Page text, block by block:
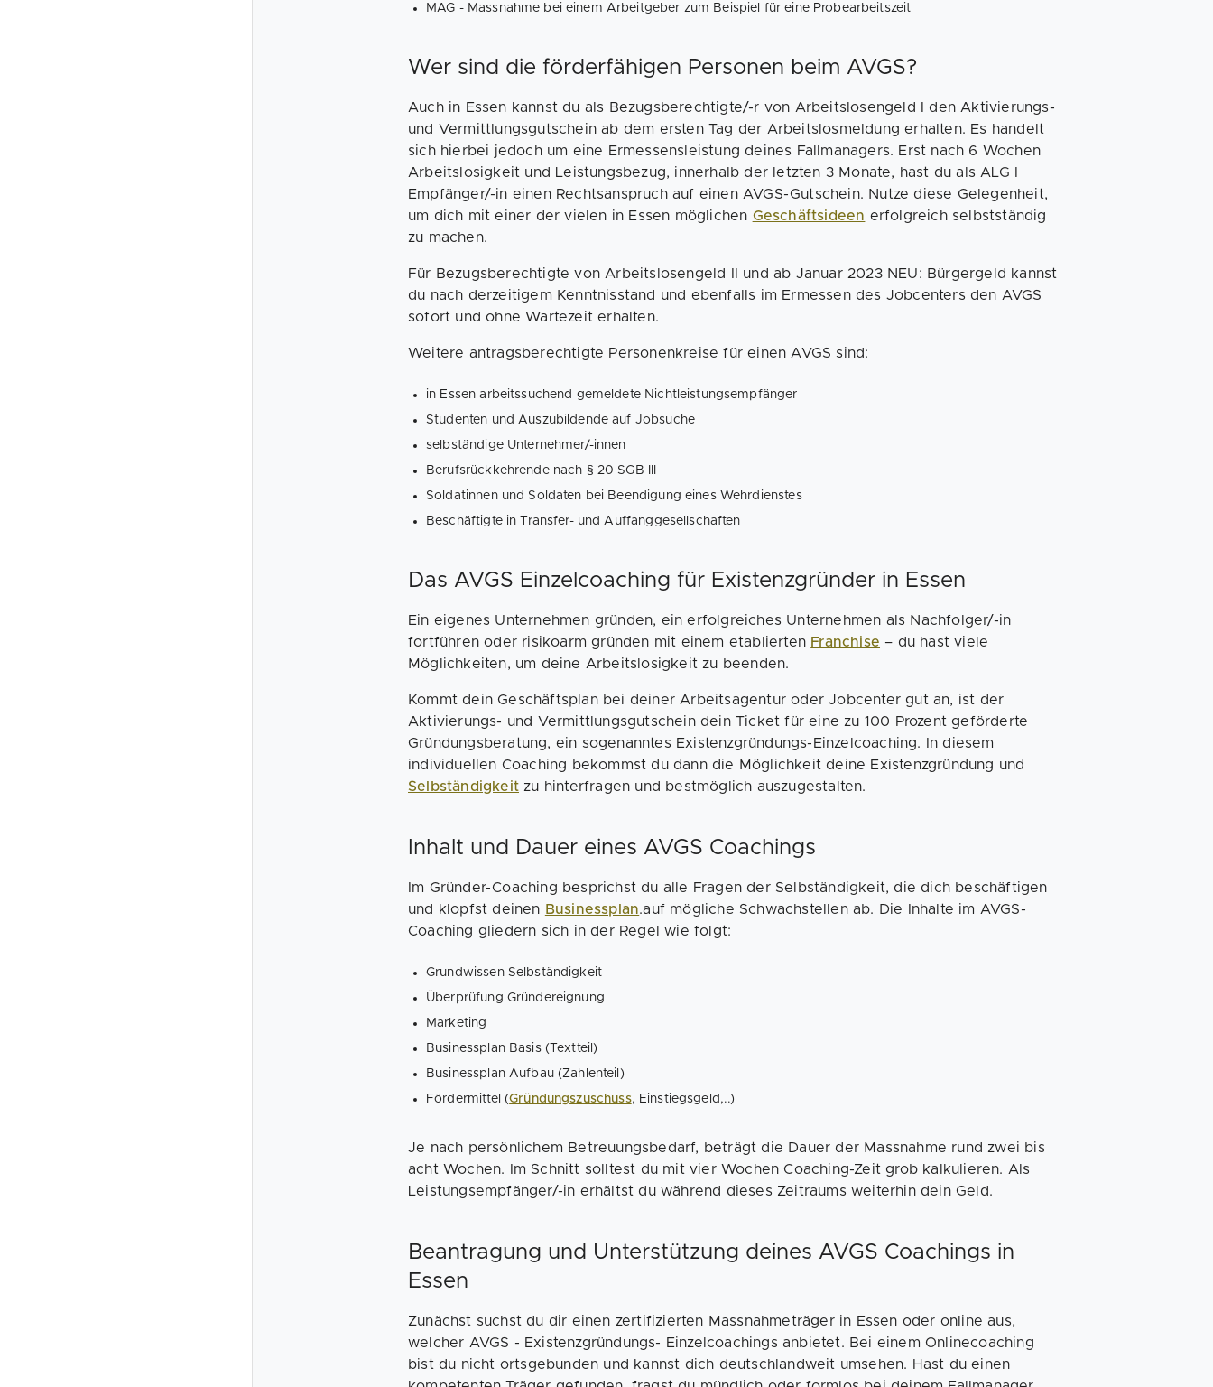
MAG - Massnahme bei einem Arbeitgeber zum Beispiel für eine Probearbeitszeit
Wer sind die förderfähigen Personen beim AVGS?
Auch in Essen kannst du als Bezugsberechtigte/-r von Arbeitslosengeld I den Aktivierungs-
und Vermittlungsgutschein ab dem ersten Tag der Arbeitslosmeldung erhalten. Es handelt
sich hierbei jedoch um eine Ermessensleistung deines Fallmanagers. Erst nach 6 Wochen
Arbeitslosigkeit und Leistungsbezug, innerhalb der letzten 3 Monate, hast du als ALG I
Empfänger/-in einen Rechtsanspruch auf einen AVGS-Gutschein. Nutze diese Gelegenheit,
um dich mit einer der vielen in Essen möglichen Geschäftsideen erfolgreich selbstständig
zu machen.
Für Bezugsberechtigte von Arbeitslosengeld II und ab Januar 2023 NEU: Bürgergeld kannst
du nach derzeitigem Kenntnisstand und ebenfalls im Ermessen des Jobcenters den AVGS
sofort und ohne Wartezeit erhalten.
Weitere antragsberechtigte Personenkreise für einen AVGS sind:
in Essen arbeitssuchend gemeldete Nichtleistungsempfänger
Studenten und Auszubildende auf Jobsuche
selbständige Unternehmer/-innen
Berufsrückkehrende nach § 20 SGB III
Soldatinnen und Soldaten bei Beendigung eines Wehrdienstes
Beschäftigte in Transfer- und Auffanggesellschaften
Das AVGS Einzelcoaching für Existenzgründer in Essen
Ein eigenes Unternehmen gründen, ein erfolgreiches Unternehmen als Nachfolger/-in
fortführen oder risikoarm gründen mit einem etablierten Franchise – du hast viele
Möglichkeiten, um deine Arbeitslosigkeit zu beenden.
Kommt dein Geschäftsplan bei deiner Arbeitsagentur oder Jobcenter gut an, ist der
Aktivierungs- und Vermittlungsgutschein dein Ticket für eine zu 100 Prozent geförderte
Gründungsberatung, ein sogenanntes Existenzgründungs-Einzelcoaching. In diesem
individuellen Coaching bekommst du dann die Möglichkeit deine Existenzgründung und
Selbständigkeit zu hinterfragen und bestmöglich auszugestalten.
Inhalt und Dauer eines AVGS Coachings
Im Gründer-Coaching besprichst du alle Fragen der Selbständigkeit, die dich beschäftigen
und klopfst deinen Businessplan.auf mögliche Schwachstellen ab. Die Inhalte im AVGS-
Coaching gliedern sich in der Regel wie folgt:
Grundwissen Selbständigkeit
Überprüfung Gründereignung
Marketing
Businessplan Basis (Textteil)
Businessplan Aufbau (Zahlenteil)
Fördermittel (Gründungszuschuss, Einstiegsgeld,..)
Je nach persönlichem Betreuungsbedarf, beträgt die Dauer der Massnahme rund zwei bis
acht Wochen. Im Schnitt solltest du mit vier Wochen Coaching-Zeit grob kalkulieren. Als
Leistungsempfänger/-in erhältst du während dieses Zeitraums weiterhin dein Geld.
Beantragung und Unterstützung deines AVGS Coachings in
Essen
Zunächst suchst du dir einen zertifizierten Massnahmeträger in Essen oder online aus,
welcher AVGS - Existenzgründungs- Einzelcoachings anbietet. Bei einem Onlinecoaching
bist du nicht ortsgebunden und kannst dich deutschlandweit umsehen. Hast du einen